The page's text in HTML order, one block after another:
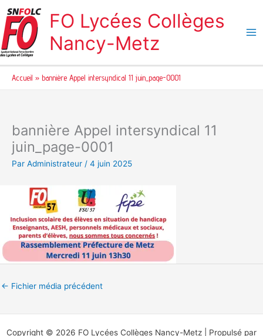
au
contenu
FO Lycées Collèges
Nancy-Metz
Accueil bannière Appel intersyndical 11 juin_page-0001
bannière Appel intersyndical 11
juin_page-0001
Par Administrateur / 4 juin 2025
← Fichier média précédent
Copyright © 2026 FO Lycées Collèges Nancy-Metz | Propulsé par